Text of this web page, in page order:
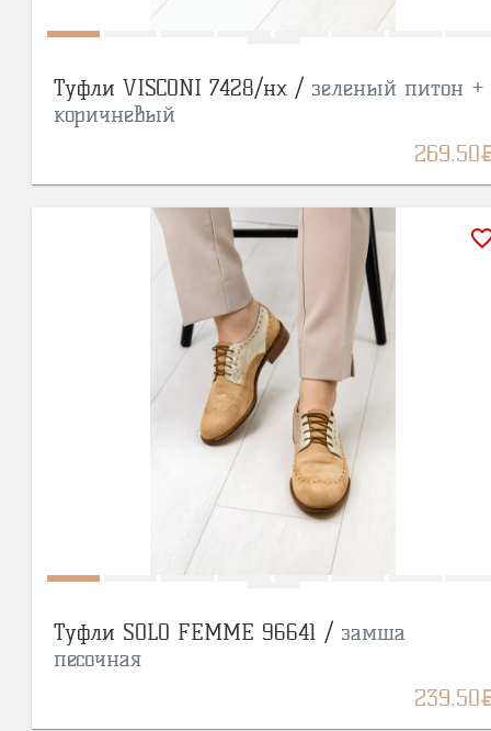
Туфли VISCONI 7428/нх / зеленый питон +
коричневый
269.50
Туфли SOLO FEMME 96641 / замша
песочная
239.50